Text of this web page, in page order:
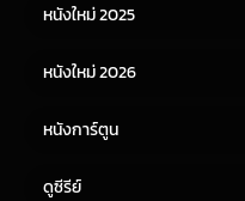
หนังจีน
หนังใหม่ 2025
หนังใหม่ 2026
หนังการ์ตูน
ดูซีรีย์